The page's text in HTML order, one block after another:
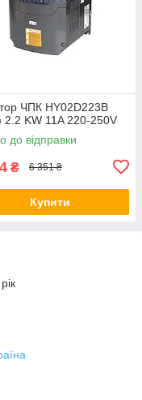
ЧПК HY02D223B
2.2 KW 11A 220-250V
до відправки
₴ 6 351 ₴
Купити